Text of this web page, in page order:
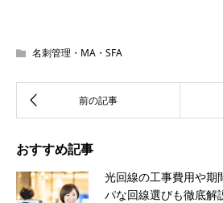
名刺管理・MA・SFA
おすすめ記事
光回線の工事費用や期
パな回線選びも徹底解